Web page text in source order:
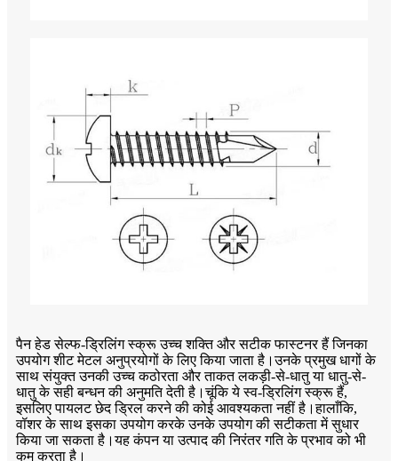
पैन हेड सेल्फ-ड्रिलिंग स्क्रू उच्च शक्ति और सटीक फास्टनर हैं जिनका
उपयोग शीट मेटल अनुप्रयोगों के लिए किया जाता है।उनके प्रमुख धागों के
साथ संयुक्त उनकी उच्च कठोरता और ताकत लकड़ी-से-धातु या धातु-से-
धातु के सही बन्धन की अनुमति देती है।चूंकि ये स्व-ड्रिलिंग स्क्रू हैं,
इसलिए पायलट छेद ड्रिल करने की कोई आवश्यकता नहीं है।हालाँकि,
वॉशर के साथ इसका उपयोग करके उनके उपयोग की सटीकता में सुधार
किया जा सकता है।यह कंपन या उत्पाद की निरंतर गति के प्रभाव को भी
कम करता है।